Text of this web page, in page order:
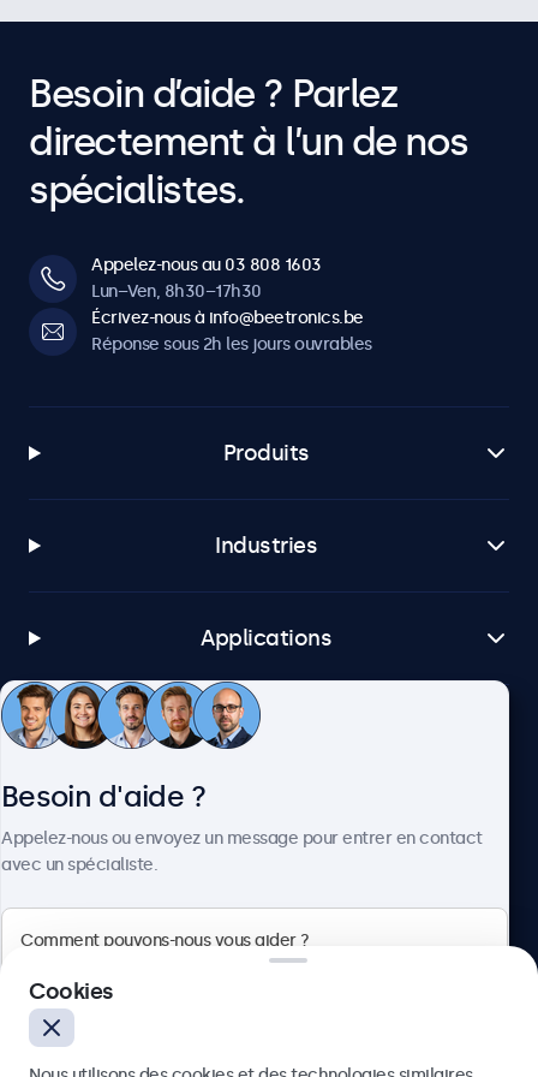
Besoin d’aide ? Parlez
directement à l’un de nos
spécialistes.
Appelez-nous au 03 808 1603
Lun–Ven, 8h30–17h30
Écrivez-nous à info@beetronics.be
Réponse sous 2h les jours ouvrables
Produits
Industries
Applications
Service client
Besoin d'aide ?
Appelez-nous ou envoyez un message pour entrer en contact
avec un spécialiste.
Cookies